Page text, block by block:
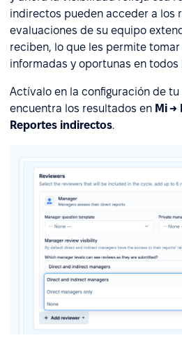
indirectos pueden acceder a los
evaluaciones de su equipo
reciben, lo que les permite
informadas y oportunas en
Actívalo en la configuración de
encuentra los resultados en Mi →
Reportes indirectos.